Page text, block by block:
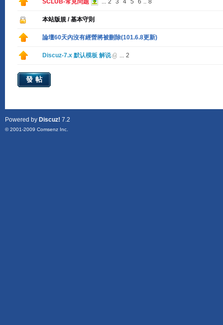
SCLUB-常見問題 ... 2 3 4 5 6 .. 8
本站版規 / 基本守則
論壇60天內沒有經營將被刪除(101.6.8更新)
Discuz-7.x 默认模板 解说 ... 2
發帖
Powered by Discuz! 7.2
© 2001-2009 Comsenz Inc.